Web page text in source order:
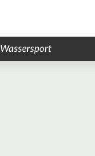
Wassersport